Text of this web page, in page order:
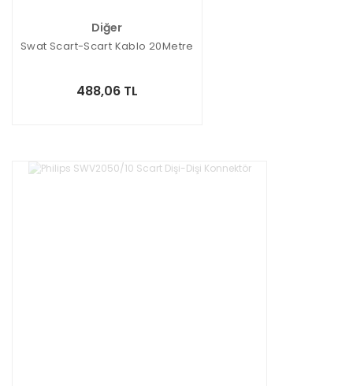
Diğer
Swat Scart-Scart Kablo 20Metre
488,06 TL